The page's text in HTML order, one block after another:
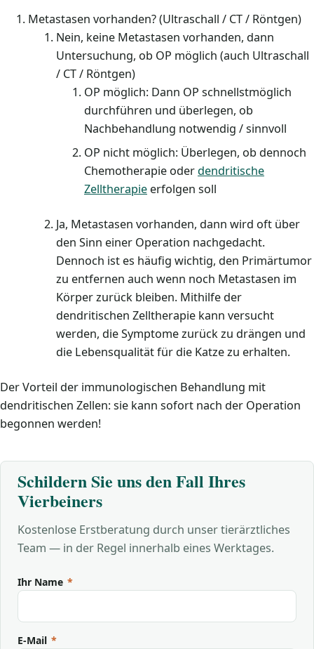
Metastasen vorhanden? (Ultraschall / CT / Röntgen)
Nein, keine Metastasen vorhanden, dann
Untersuchung, ob OP möglich (auch Ultraschall
/ CT / Röntgen)
OP möglich: Dann OP schnellstmöglich
durchführen und überlegen, ob
Nachbehandlung notwendig / sinnvoll
OP nicht möglich: Überlegen, ob dennoch
Chemotherapie oderdendritische
Zelltherapie erfolgen soll
Ja, Metastasen vorhanden, dann wird oft über
den Sinn einer Operation nachgedacht.
Dennoch ist es häufig wichtig, den Primärtumor
zu entfernen auch wenn noch Metastasen im
Körper zurück bleiben. Mithilfe der
dendritischen Zelltherapie kann versucht
werden, die Symptome zurück zu drängen und
die Lebensqualität für die Katze zu erhalten.
Der Vorteil der immunologischen Behandlung mit
dendritischen Zellen: sie kann sofort nach der Operation
begonnen werden!
Schildern Sie uns den Fall Ihres
Vierbeiners
Kostenlose Erstberatung durch unser tierärztliches
Team — in der Regel innerhalb eines Werktages.
Ihr Name *
E-Mail *